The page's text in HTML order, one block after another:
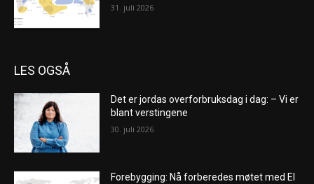
31. juli 2026
LES OGSÅ
Det er jordas overforbruksdag i dag: – Vi er
blant verstingene
30. juli 2026
Forebygging: Nå forberedes møtet med El